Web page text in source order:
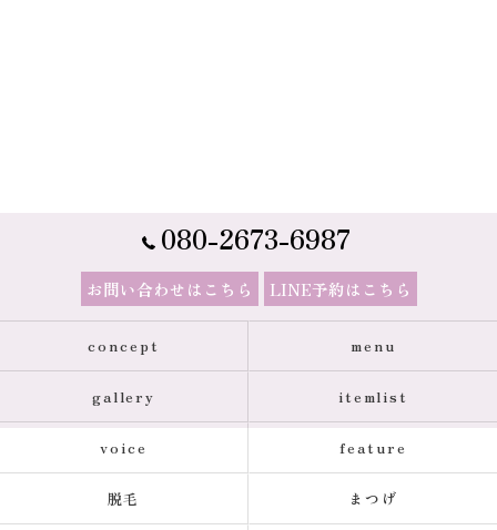
080-2673-6987
お問い合わせはこちら LINE予約はこちら
concept menu
gallery itemlist
voice feature
脱毛 まつげ